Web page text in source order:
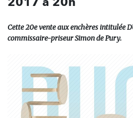
Cette 20e vente aux enchères intitulée
commissaire-priseur Simon de Pury.